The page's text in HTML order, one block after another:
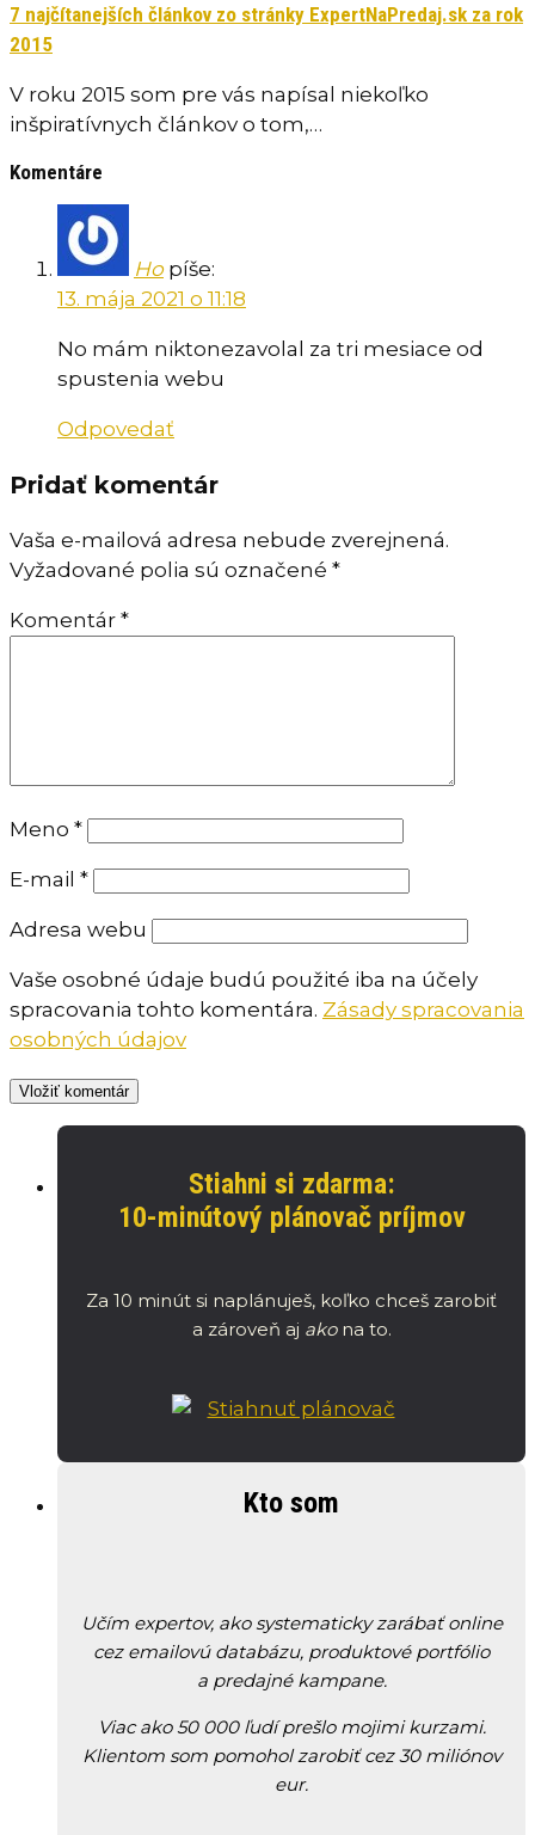
7 najčítanejších článkov zo stránky ExpertNaPredaj.sk za rok
2015
V roku 2015 som pre vás napísal niekoľko
inšpiratívnych článkov o tom,…
Komentáre
Ho píše:
13. mája 2021 o 11:18
No mám niktonezavolal za tri mesiace od
spustenia webu
Odpovedať
Pridať komentár
Vaša e-mailová adresa nebude zverejnená.
Vyžadované polia sú označené *
Komentár *
Meno *
E-mail *
Adresa webu
Vaše osobné údaje budú použité iba na účely
spracovania tohto komentára. Zásady spracovania
osobných údajov
Stiahni si zdarma:
10-minútový plánovač príjmov
Za 10 minút si naplánuješ, koľko chceš zarobiť
a zároveň aj ako na to.
Kto som
Učím expertov, ako systematicky zarábať online
cez emailovú databázu, produktové portfólio
a predajné kampane.
Viac ako 50 000 ľudí prešlo mojimi kurzami.
Klientom som pomohol zarobiť cez 30 miliónov
eur.